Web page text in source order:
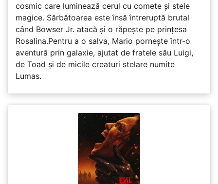
cosmic care luminează cerul cu comete și stele
magice. Sărbătoarea este însă întreruptă brutal
când Bowser Jr. atacă și o răpește pe prinţesa
Rosalina.Pentru a o salva, Mario pornește într-o
aventură prin galaxie, ajutat de fratele său Luigi,
de Toad și de micile creaturi stelare numite
Lumas.